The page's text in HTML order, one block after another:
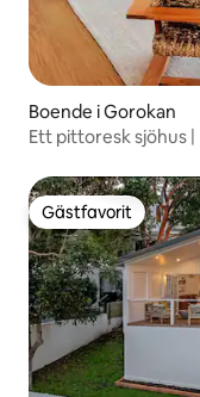
Boende i Gorokan
Ett pittoresk sjöhus
Gästfavorit
Gästfavorit